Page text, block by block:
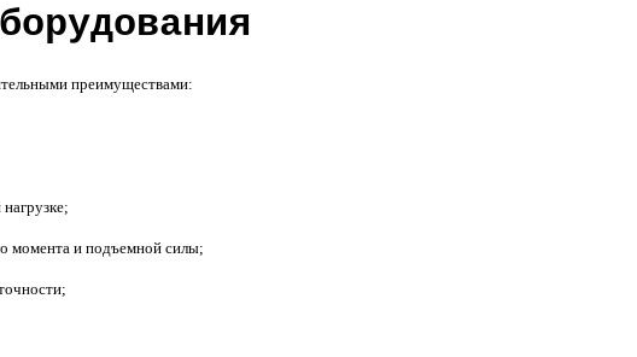
преимуществами:
момента и подъемной силы;